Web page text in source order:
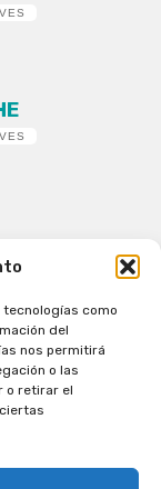
como
del
nos permitirá
o las
o retirar el